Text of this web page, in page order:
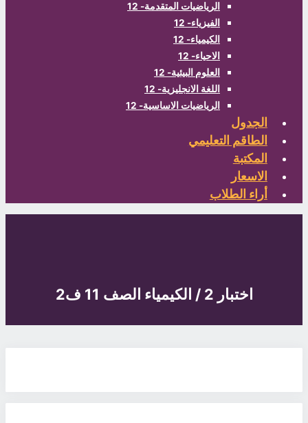
الرياضيات المتقدمة- 12
الفيزياء- 12
الكيمياء- 12
الاحياء- 12
العلوم البيئية- 12
اللغة الانجليزية- 12
الرياضيات الاساسية- 12
الجدول
الطاقم التعليمي
المكتبة
الاسعار
أراء الطلاب
اختبار 2 / الكيمياء الصف 11 ف2